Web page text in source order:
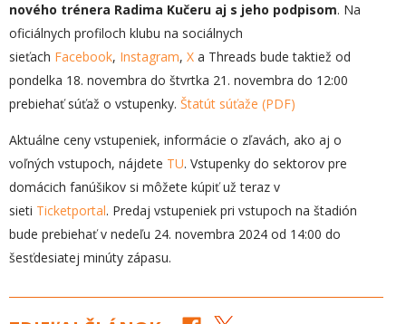
nového trénera Radima Kučeru aj s jeho podpisom. Na
oficiálnych profiloch klubu na sociálnych
sieťach Facebook, Instagram, X a Threads bude taktiež od
pondelka 18. novembra do štvrtka 21. novembra do 12:00
prebiehať súťaž o vstupenky. Štatút súťaže (PDF)
Aktuálne ceny vstupeniek, informácie o zľavách, ako aj o
voľných vstupoch, nájdete TU. Vstupenky do sektorov pre
domácich fanúšikov si môžete kúpiť už teraz v
sieti Ticketportal. Predaj vstupeniek pri vstupoch na štadión
bude prebiehať v nedeľu 24. novembra 2024 od 14:00 do
šesťdesiatej minúty zápasu.